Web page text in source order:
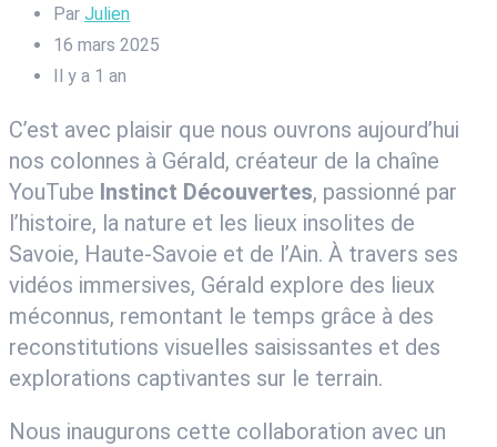
Par Julien
16 mars 2025
Il y a 1 an
C’est avec plaisir que nous ouvrons aujourd’hui
nos colonnes à Gérald, créateur de la chaîne
YouTube Instinct Découvertes, passionné par
l’histoire, la nature et les lieux insolites de
Savoie, Haute-Savoie et de l’Ain. À travers ses
vidéos immersives, Gérald explore des lieux
méconnus, remontant le temps grâce à des
reconstitutions visuelles saisissantes et des
explorations captivantes sur le terrain.
Nous inaugurons cette collaboration avec un